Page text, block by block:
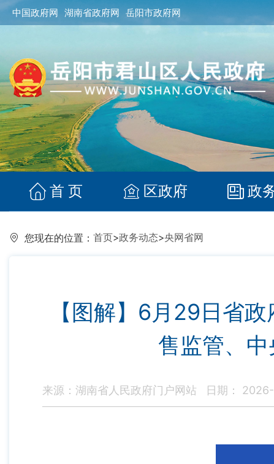
中国政府网 湖南省政府网 岳阳市政府网
首 页 区政府 政
您现在的位置： 首页>政务动态>央网省网
【图解】6月29日省
售监管、
来源：湖南省人民政府门户网站 日期：